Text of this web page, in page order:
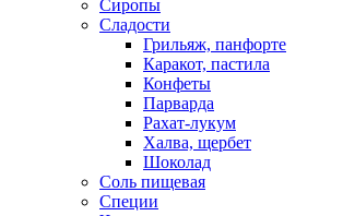
Сиропы
Сладости
Грильяж, панфорте
Каракот, пастила
Конфеты
Парварда
Рахат-лукум
Халва, щербет
Шоколад
Соль пищевая
Специи